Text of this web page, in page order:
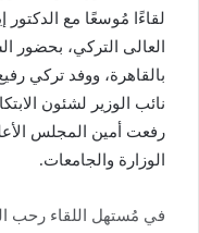
لقاءًا مُوسعًا مع
العالى التركي، بحضور
بالقاهرة، ووفد تركي
نائب الوزير لشئون
رفعت أمين المجلس
الوزارة والجامعات.
في مُستهل اللقاء رحب